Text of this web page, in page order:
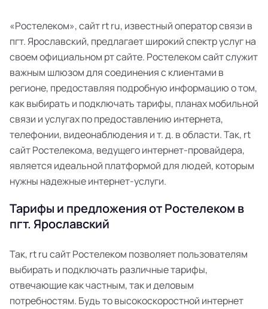
«Ростелеком», сайт rt ru, известный оператор связи в
пгт. Ярославский, предлагает широкий спектр услуг на
своем официальном рт сайте. Ростелеком сайт служит
важным шлюзом для соединения с клиентами в
регионе, предоставляя подробную информацию о том,
как выбирать и подключать тарифы, планах мобильной
связи и услугах по предоставлению интернета,
телефонии, видеонаблюдения и т. д. в области. Так, rt
сайт Ростелекома, ведущего интернет-провайдера,
является идеальной платформой для людей, которым
нужны надежные интернет-услуги.
Тарифы и предложения от Ростелеком в
пгт. Ярославский
Так, rt ru сайт Ростелеком позволяет пользователям
выбирать и подключать различные тарифы,
отвечающие как частным, так и деловым
потребностям. Будь то высокоскоростной интернет